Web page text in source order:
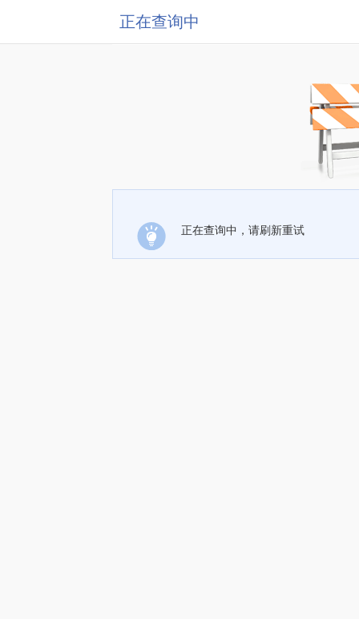
正在查询中
正在查询中，请刷新重试